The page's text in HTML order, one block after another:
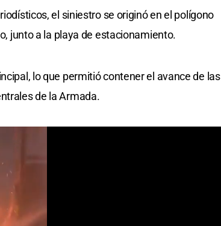
el siniestro se originó en el polígono
junto a la playa de estacionamiento.
lo que permitió contener el avance de las
de la Armada.